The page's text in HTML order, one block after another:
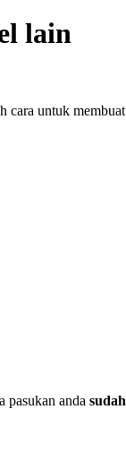
lain
cara untuk membuat
pasukan anda sudah